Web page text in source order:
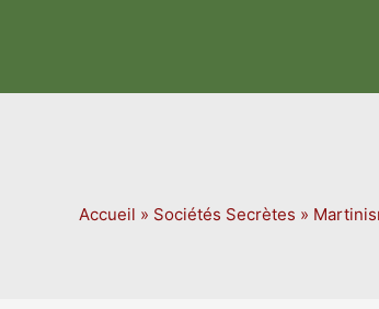
Accueil » Sociétés Secrètes »